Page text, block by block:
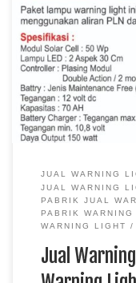
Light Murah, Jual
Kalimantan Jual
dengan traffic light,
yang mengatur arus
keduanya […]
JUAL WARNING
JUAL WARNING
PABRIK JUAL
PABRIK
WARNING LIGHT
Jual